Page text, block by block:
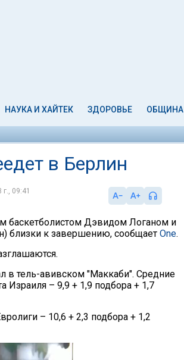
НАУКА И ХАЙТЕК ЗДОРОВЬЕ ОБЩИНА
в Берлин
09:41
баскетболистом Дэвидом Логаном и
близки к завершению, сообщает One.
в тель-авивском "Маккаби". Средние
Израиля – 9,9 + 1,9 подбора + 1,7
– 10,6 + 2,3 подбора + 1,2